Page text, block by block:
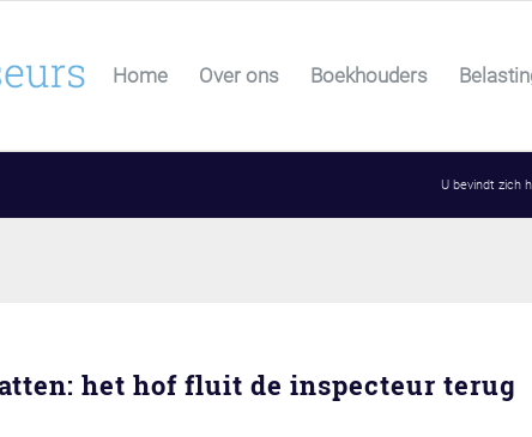
Home Over ons Boekhouders
U bevindt zich
het hof fluit de inspecteur terug